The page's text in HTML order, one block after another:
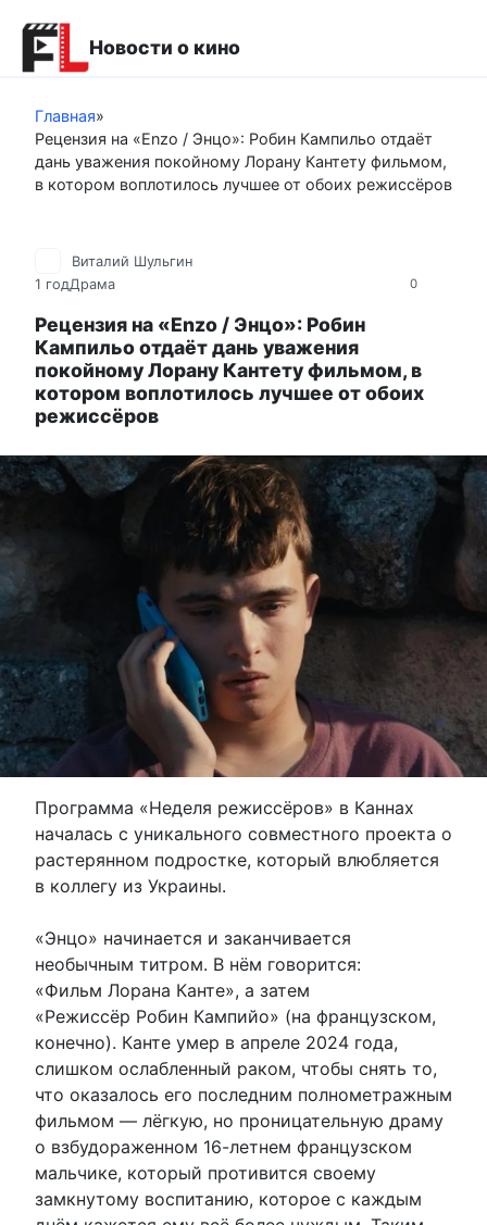
контенту
Новости о кино
Главная»
Рецензия на «Enzo / Энцо»: Робин Кампильо отдаёт
дань уважения покойному Лорану Кантету фильмом,
в котором воплотилось лучшее от обоих режиссёров
0
Виталий Шульгин
1 годДрама
Рецензия на «Enzo / Энцо»: Робин
Кампильо отдаёт дань уважения
покойному Лорану Кантету фильмом, в
котором воплотилось лучшее от обоих
режиссёров
Программа «Неделя режиссёров» в Каннах
началась с уникального совместного проекта о
растерянном подростке, который влюбляется
в коллегу из Украины.
«Энцо» начинается и заканчивается
необычным титром. В нём говорится:
«Фильм Лорана Канте», а затем
«Режиссёр Робин Кампийо» (на французском,
конечно). Канте умер в апреле 2024 года,
слишком ослабленный раком, чтобы снять то,
что оказалось его последним полнометражным
фильмом — лёгкую, но проницательную драму
о взбудораженном 16-летнем французском
мальчике, который противится своему
замкнутому воспитанию, которое с каждым